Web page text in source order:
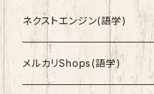
資格
コミック
ネクストエンジン(語学)
メルカリShops(語学)